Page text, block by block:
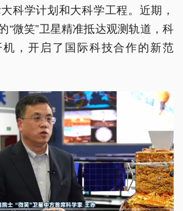
科学计划和大科学工程。近期，
“微笑”卫星精准抵达观测轨道，科
，开启了国际科技合作的新范